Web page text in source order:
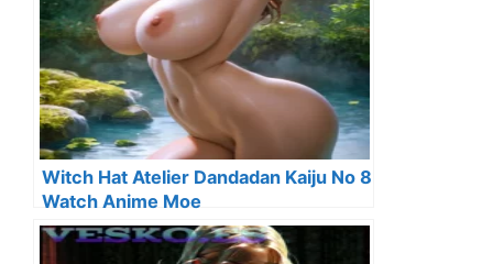
Witch Hat Atelier Dandadan Kaiju No 8
Watch Anime Moe